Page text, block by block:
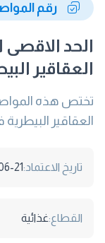
رقم المواصفة:
الحد
العقاقير
تختص هذه
العقاقير البيطرية
تاريخ الاعتماد:21
القطاع:غذائية